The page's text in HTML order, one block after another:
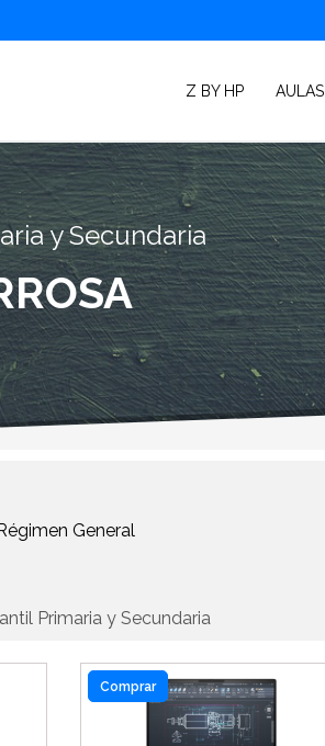
Z BY HP AULAS
y Secundaria
General
Primaria y Secundaria
Comprar